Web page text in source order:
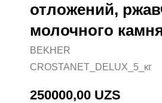
отложений,
молочного
BEKHER
CROSTANET_DELUX_5_кг
250000,00 UZS